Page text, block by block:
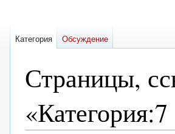
Страницы,
Категория Обсуждение